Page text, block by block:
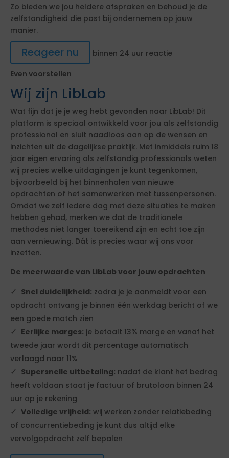
Zo bieden we jou heldere afspraken en behoud je de
zelfstandigheid die past bij ondernemen op jouw
manier.
Reageer nu
binnen 24 uur reactie
Even voorstellen
Wij zijn LibLab
Wat fijn dat je je weg hebt gevonden naar LibLab! Dit
platform is speciaal ontwikkeld voor jou als zelfstandig
professional en sluit naadloos aan op de wensen en
inzichten uit de dagelijkse praktijk. Met inmiddels ruim 18
jaar eigen ervaring als zelfstandig professionals weten
wij precies welke uitdagingen je kunt tegenkomen,
bijvoorbeeld bij het binnenhalen van nieuwe
opdrachten of het samenwerken met tussenpersonen.
Omdat we zelf iedere dag met deze situaties te maken
hebben gehad, merken we dat de traditionele
methodes niet langer toereikend zijn en echt toe zijn
aan vernieuwing. Dát is precies waar wij ons voor
inzetten.
De meerwaarde van LibLab voor jouw opdrachten
Snel duidelijkheid: zodra je je aanmeldt voor een
opdracht ontvang je binnen één werkdag bericht of we
een goede match zien
Eerlijke marges: je betaalt 13% marge en vanaf het
tweede jaar wordt dit percentage automatisch
verlaagd naar 11%
Supersnelle uitbetaling: nadat de klant het bedrag
heeft voldaan staat je factuur of brutoloon binnen 24
uur op je rekening
Volledige vrijheid: wij werken zonder relatiebeding
of concurrentiebeding je kunt dus altijd elke
vervolgopdracht zelf bepalen